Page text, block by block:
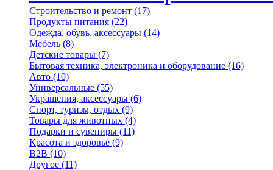
Строительство и ремонт (17)
Продукты питания (22)
Одежда, обувь, аксессуары (14)
Мебель (8)
Детские товары (7)
Бытовая техника, электроника и оборудование (16)
Авто (10)
Универсальные (55)
Украшения, аксессуары (6)
Спорт, туризм, отдых (9)
Товары для животных (4)
Подарки и сувениры (11)
Красота и здоровье (9)
B2B (10)
Другое (11)